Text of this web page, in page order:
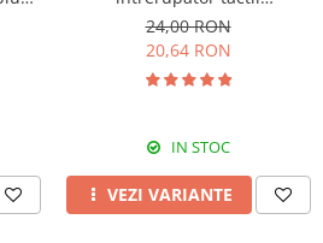
dublu,Livolo
24,00 RON
20,64 RON
IN STOC
VEZI VARIANTE